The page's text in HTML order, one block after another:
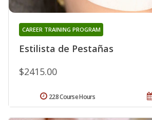
Estilista de Pestañas
CAREER TRAINING PROGRAM
$2415.00
228 Course Hours